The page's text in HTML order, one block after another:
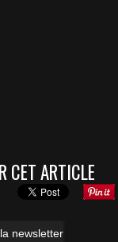
CET ARTICLE
newsletter